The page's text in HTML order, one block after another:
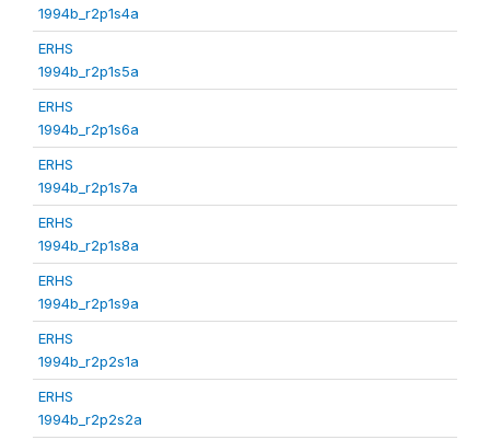
1994b_r2p1s4a
ERHS
1994b_r2p1s5a
ERHS
1994b_r2p1s6a
ERHS
1994b_r2p1s7a
ERHS
1994b_r2p1s8a
ERHS
1994b_r2p1s9a
ERHS
1994b_r2p2s1a
ERHS
1994b_r2p2s2a